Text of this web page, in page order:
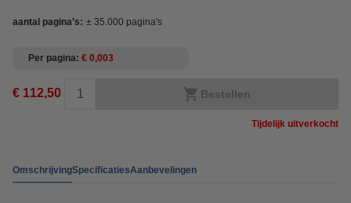
aantal pagina's: ± 35.000 pagina's
Per pagina € 0,003
€ 112,50 Bestellen
Tijdelijk uitverkocht
OmschrijvingSpecificatiesAanbevelingen